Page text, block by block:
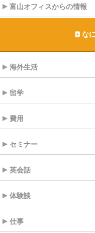
富山オフィスからの情報
な
海外生活
留学
費用
セミナー
英会話
体験談
仕事